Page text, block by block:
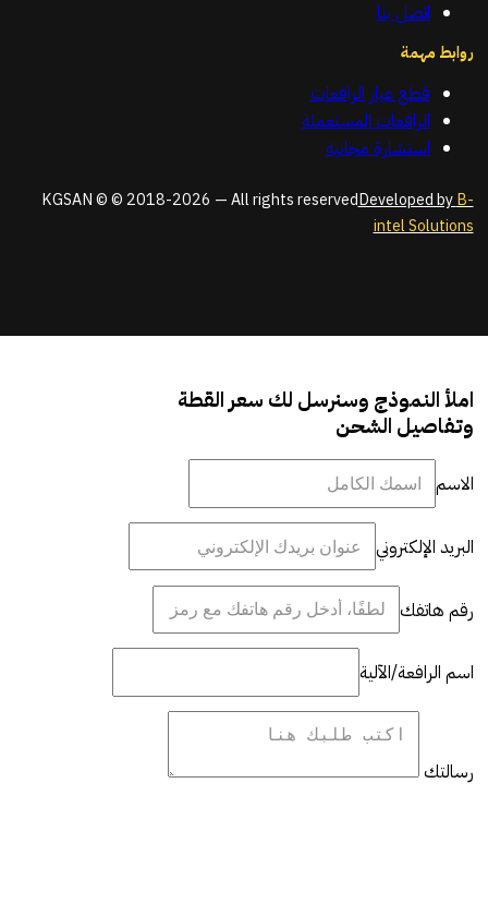
اتصل بنا
روابط مهمة
قطع غيار الرافعات
الرافعات المستعملة
استشارة مجانية
KGSAN © © 2018-2026 — All rights reservedDeveloped byB-
intel Solutions
املأ النموذج وسنرسل لك سعر القطة
وتفاصيل الشحن
الاسم
البريد الإلكتروني
رقم هاتفك
اسم الرافعة/الآلية
رسالتك